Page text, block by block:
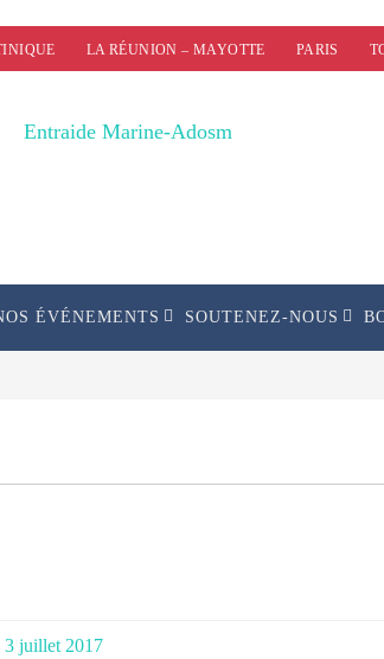
LA RÉUNION – MAYOTTE PARIS
ÉVÉNEMENTS SOUTENEZ-NOUS
3 juillet 2017